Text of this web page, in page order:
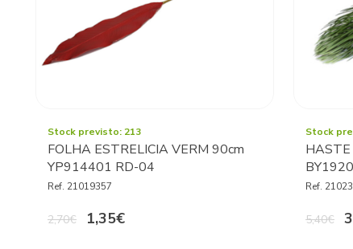
Stock previsto: 213
FOLHA ESTRELICIA VERM 90cm
YP914401 RD-04
Ref. 21019357
2,70€ 1,35€
Stock
Ref.
5,40€